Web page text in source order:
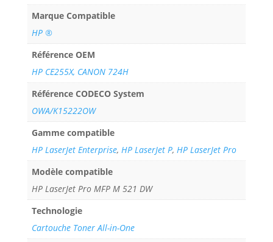
Marque Compatible
HP ®
Référence OEM
HP CE255X, CANON 724H
Référence CODECO System
OWA/K15222OW
Gamme compatible
HP LaserJet Enterprise, HP LaserJet P, HP LaserJet Pro
Modèle compatible
HP LaserJet Pro MFP M 521 DW
Technologie
Cartouche Toner All-in-One